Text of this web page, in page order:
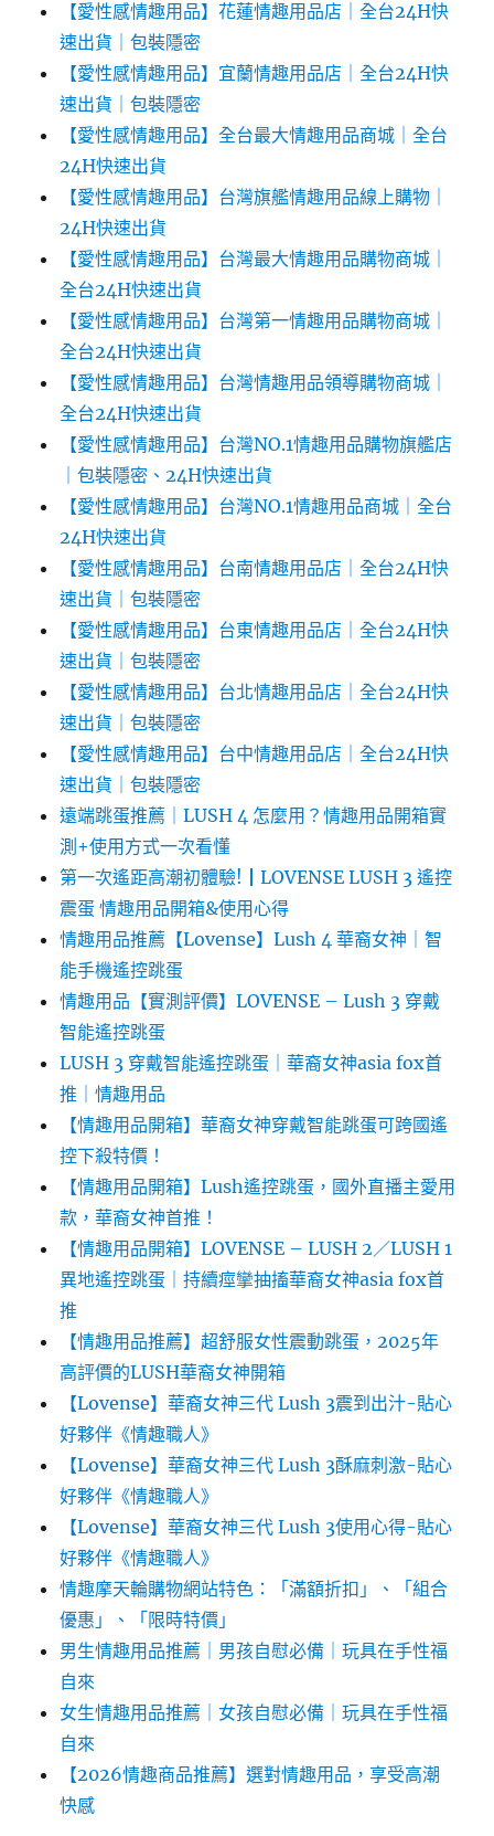
【愛性感情趣用品】花蓮情趣用品店｜全台24H快
速出貨｜包裝隱密
【愛性感情趣用品】宜蘭情趣用品店｜全台24H快
速出貨｜包裝隱密
【愛性感情趣用品】全台最大情趣用品商城｜全台
24H快速出貨
【愛性感情趣用品】台灣旗艦情趣用品線上購物｜
24H快速出貨
【愛性感情趣用品】台灣最大情趣用品購物商城｜
全台24H快速出貨
【愛性感情趣用品】台灣第一情趣用品購物商城｜
全台24H快速出貨
【愛性感情趣用品】台灣情趣用品領導購物商城｜
全台24H快速出貨
【愛性感情趣用品】台灣NO.1情趣用品購物旗艦店
｜包裝隱密、24H快速出貨
【愛性感情趣用品】台灣NO.1情趣用品商城｜全台
24H快速出貨
【愛性感情趣用品】台南情趣用品店｜全台24H快
速出貨｜包裝隱密
【愛性感情趣用品】台東情趣用品店｜全台24H快
速出貨｜包裝隱密
【愛性感情趣用品】台北情趣用品店｜全台24H快
速出貨｜包裝隱密
【愛性感情趣用品】台中情趣用品店｜全台24H快
速出貨｜包裝隱密
遠端跳蛋推薦｜LUSH 4 怎麼用？情趣用品開箱實
測+使用方式一次看懂
第一次遙距高潮初體驗!┃LOVENSE LUSH 3 遙控
震蛋 情趣用品開箱&使用心得
情趣用品推薦【Lovense】Lush 4 華裔女神｜智
能手機遙控跳蛋
情趣用品【實測評價】LOVENSE – Lush 3 穿戴
智能遙控跳蛋
LUSH 3 穿戴智能遙控跳蛋｜華裔女神asia fox首
推｜情趣用品
【情趣用品開箱】華裔女神穿戴智能跳蛋可跨國遙
控下殺特價！
【情趣用品開箱】Lush遙控跳蛋，國外直播主愛用
款，華裔女神首推！
【情趣用品開箱】LOVENSE – LUSH 2／LUSH 1
異地遙控跳蛋｜持續痙攣抽搐華裔女神asia fox首
推
【情趣用品推薦】超舒服女性震動跳蛋，2025年
高評價的LUSH華裔女神開箱
【Lovense】華裔女神三代 Lush 3震到出汁-貼心
好夥伴《情趣職人》
【Lovense】華裔女神三代 Lush 3酥麻刺激-貼心
好夥伴《情趣職人》
【Lovense】華裔女神三代 Lush 3使用心得-貼心
好夥伴《情趣職人》
情趣摩天輪購物網站特色：「滿額折扣」、「組合
優惠」、「限時特價」
男生情趣用品推薦｜男孩自慰必備｜玩具在手性福
自來
女生情趣用品推薦｜女孩自慰必備｜玩具在手性福
自來
【2026情趣商品推薦】選對情趣用品，享受高潮
快感